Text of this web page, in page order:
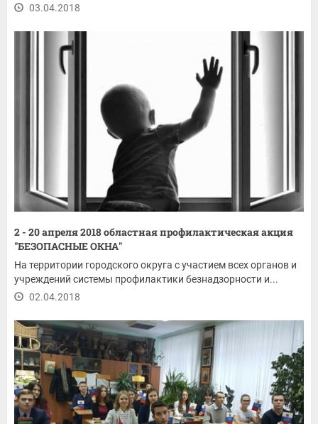
03.04.2018
2 - 20 апреля 2018 областная профилактическая акция
"БЕЗОПАСНЫЕ ОКНА"
На территории городского округа с участием всех органов и
учреждений системы профилактики безнадзорности и...
02.04.2018